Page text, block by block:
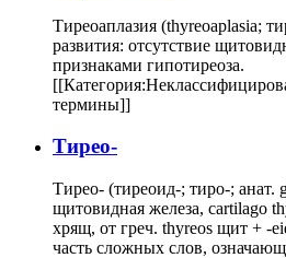
Тиреоаплазия (thyreoaplasia;
развития: отсутствие
признаками гипотиреоза.
термины]]
Тирео-
Тирео- (тиреоид-; тиро-; анат.
щитовидная железа, cartilago
хрящ, от греч. thyreos щит + -
часть сложных слов,